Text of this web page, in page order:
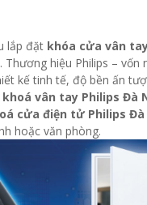
lắp đặt khóa cửa vân
hiệu Philips –
kế tinh tế, độ bền ấn
khoá vân tay Philips Đà
cửa điện tử Philips Đà
hoặc văn phòng.